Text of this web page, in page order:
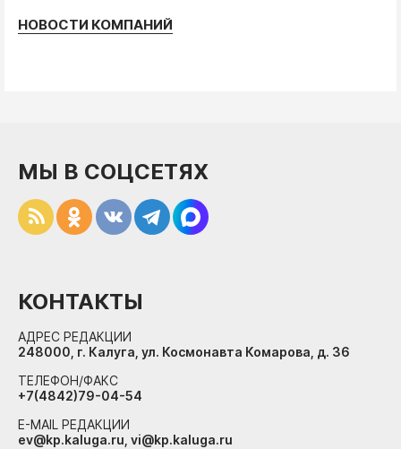
НОВОСТИ КОМПАНИЙ
МЫ В СОЦСЕТЯХ
КОНТАКТЫ
АДРЕС РЕДАКЦИИ
248000, г. Калуга, ул. Космонавта Комарова, д. 36
ТЕЛЕФОН/ФАКС
+7(4842)79-04-54
E-MAIL РЕДАКЦИИ
ev@kp.kaluga.ru, vi@kp.kaluga.ru